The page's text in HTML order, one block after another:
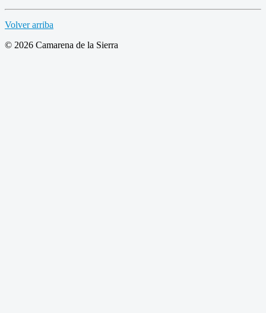
Volver arriba
© 2026 Camarena de la Sierra